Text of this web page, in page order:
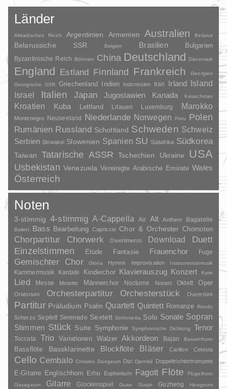
Länder
Akkadisches Reich Argentinien Armenien Australien Belarus
Belarussiche SSR Belgien Brasilien Bulgarien
Byzantinische Reich Böhmen China Deutschland Dänemark
England Estland Finnland Frankreich
Georgien
Georgische SSR
Griechenland Indien Indonesien Iran Irland
Island
Israel
Italien Japan Jugoslawien Kanada Kasachstan
Kroatien Kuba Lettland Litauen Luxemburg Marokko
Montenegro Neuseeland Niederlande Norwegen Peru
Polen
Rumänien Russland Schottland Schweden Schweiz
Serbien Slowakei Slowenien Spanien SU Südafrika Südkorea
Taiwan Tatarische ASSR Tschechien Ukraine USA
Usbekistan Venezuela Vereinigte Arabische Emirate Wales
Österreich
Noten
3-stimmig 4-stimmig A-Cappella Air Alt Anthem Bagatelle
Ballett Bass Bearbeitung Capriccio Chor & Orchester Chornoten
Chorpartitur Chorwerk Divertimento Download
Duett
Einzelstimmen
Etüde Fantasie Frauenchor Fuge
Gemischter Chor Gloria Hymne Improvisation Instrumentalmusik
Kammermusik Kantate Kinderchor Klavierauszug Konzert Kyrie
Lied Messe Motette Männerchor Nocturne Nonett Oktett Oper
Oratorium Orchesterpartitur Orchesterstück Ouvertüre
Partitur Präludium Psalm Quartett Quintett Romanze Rondo
Scherzo Septett Serenade Sextett Sinfonietta Solo Sonate Sopran
Stimmen Stück Suite Symphonie Symphonische Dichtung Tenor
Toccata Trio Variationen Walzer Akkordeon Bajan Bassetthorn
Bassflöte Bassklarinette Blockflöte Bläser Carillon Celesta
Cello Cembalo Crotales Daegeum Dizi Djembé Doppeltrichtertrompete
E-Gitarre Englischhorn Erhu Euphonium Fagott Flöte
Flügelhorn
Gayageum
Gitarre Glockenspiel Guan Guqin Guzheng
Haegeum